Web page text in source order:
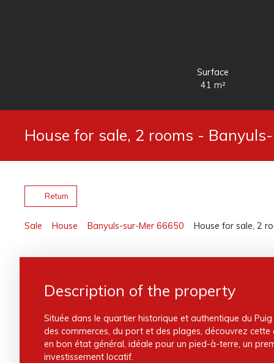
Surface
41 m²
House for sale, 2 rooms -
Return
Sale House Banyuls-sur-Mer 66650 House for sale, 2
Description of the property
Située dans le quartier historique et authentique du
des commerces, du port et des plages, découvrez
en bon état général, idéale pour un pied-à-terre, un
investissement locatif.